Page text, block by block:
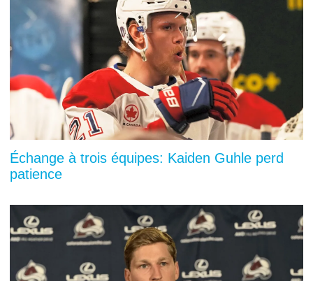
Échange à trois équipes: Kaiden Guhle perd
patience